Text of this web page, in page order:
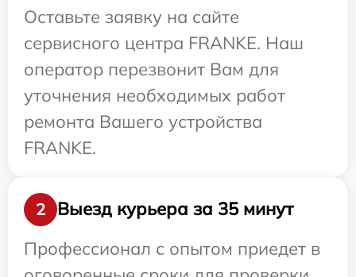
Оставьте заявку на сайте
сервисного центра FRANKE. Наш
оператор перезвонит Вам для
уточнения необходимых работ
ремонта Вашего устройства
FRANKE.
2
Выезд курьера за 35 минут
Профессионал с опытом приедет в